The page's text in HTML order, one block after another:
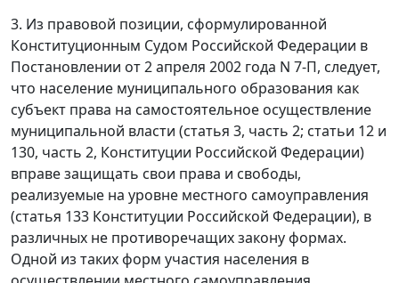
3. Из правовой позиции, сформулированной
Конституционным Судом Российской Федерации в
Постановлении от 2 апреля 2002 года N 7-П, следует,
что население муниципального образования как
субъект права на самостоятельное осуществление
муниципальной власти (статья 3, часть 2; статьи 12 и
130, часть 2, Конституции Российской Федерации)
вправе защищать свои права и свободы,
реализуемые на уровне местного самоуправления
(статья 133 Конституции Российской Федерации), в
различных не противоречащих закону формах.
Одной из таких форм участия населения в